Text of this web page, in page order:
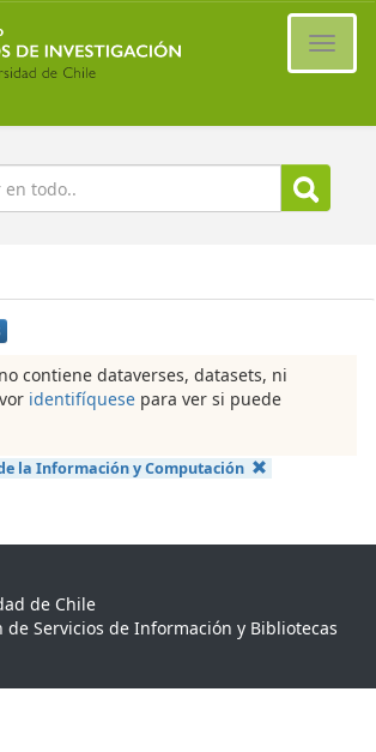
contiene dataverses, datasets, ni
identifíquese para ver si puede
la Información y Computación
de Chile
de Servicios de Información y Bibliotecas